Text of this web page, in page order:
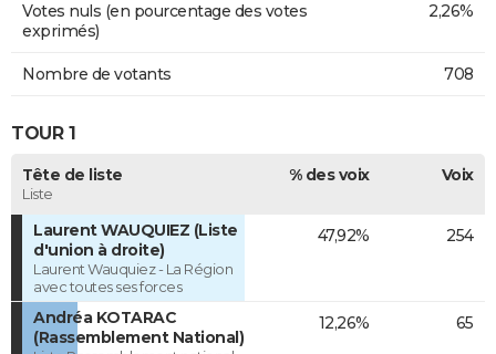
Votes nuls (en pourcentage des votes
exprimés)
2,26%
Nombre de votants 708
TOUR 1
Tête de liste
Liste
% des voix Voix
Laurent WAUQUIEZ (Liste
d'union à droite)
Laurent Wauquiez - La Région
avec toutes ses forces
47,92% 254
Andréa KOTARAC
(Rassemblement National)
12,26% 65